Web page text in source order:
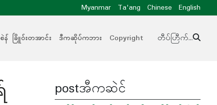
Myanmar Ta'ang Chinese English
န် ခြိူဝ်းတအာင်း ဒီကဆိုပ်ကဘား Copyright တီပ်ဟြီက်...
postအီကဆဲင်